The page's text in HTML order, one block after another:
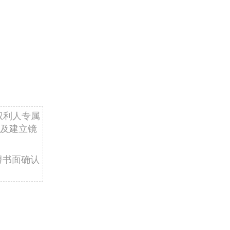
人专属
建立镜
书面确认